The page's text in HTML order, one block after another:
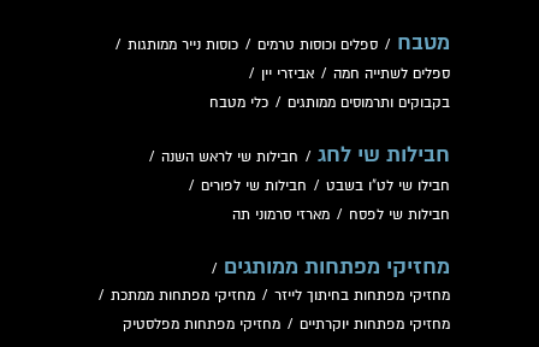
מטבח / ספלים וכוסות טרמים / כוסות נייר ממותגות /
ספלים לשתייה חמה / אביזרי יין /
בקבוקים ותרמוסים ממותגים / כלי מטבח
חבילות שי לחג / חבילות שי לראש השנה /
חבילו שי לט"ו בשבט / חבילות שי לפורים /
חבילות שי לפסח / מארזי סרמוני תה
מחזיקי מפתחות ממותגים /
מחזיקי מפתחות בחיתוך לייזר / מחזיקי מפתחות ממתכת /
מחזיקי מפתחות יוקרתיים / מחזיקי מפתחות מפלסטיק